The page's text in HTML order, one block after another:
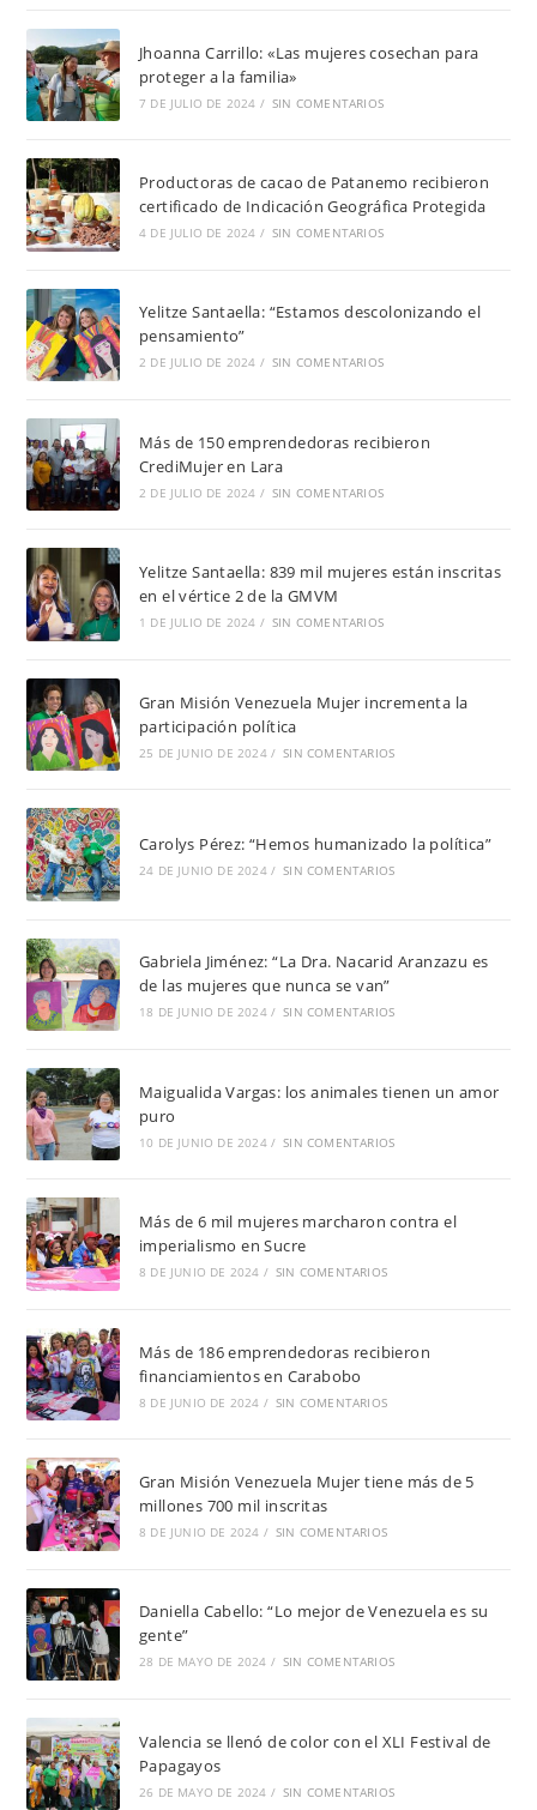
Jhoanna Carrillo: «Las mujeres cosechan para
proteger a la familia»
7 DE JULIO DE 2024 / SIN COMENTARIOS
Productoras de cacao de Patanemo recibieron
certificado de Indicación Geográfica Protegida
4 DE JULIO DE 2024 / SIN COMENTARIOS
Yelitze Santaella: “Estamos descolonizando el
pensamiento”
2 DE JULIO DE 2024 / SIN COMENTARIOS
Más de 150 emprendedoras recibieron
CrediMujer en Lara
2 DE JULIO DE 2024 / SIN COMENTARIOS
Yelitze Santaella: 839 mil mujeres están inscritas
en el vértice 2 de la GMVM
1 DE JULIO DE 2024 / SIN COMENTARIOS
Gran Misión Venezuela Mujer incrementa la
participación política
25 DE JUNIO DE 2024 / SIN COMENTARIOS
Carolys Pérez: “Hemos humanizado la política”
24 DE JUNIO DE 2024 / SIN COMENTARIOS
Gabriela Jiménez: “La Dra. Nacarid Aranzazu es
de las mujeres que nunca se van”
18 DE JUNIO DE 2024 / SIN COMENTARIOS
Maigualida Vargas: los animales tienen un amor
puro
10 DE JUNIO DE 2024 / SIN COMENTARIOS
Más de 6 mil mujeres marcharon contra el
imperialismo en Sucre
8 DE JUNIO DE 2024 / SIN COMENTARIOS
Más de 186 emprendedoras recibieron
financiamientos en Carabobo
8 DE JUNIO DE 2024 / SIN COMENTARIOS
Gran Misión Venezuela Mujer tiene más de 5
millones 700 mil inscritas
8 DE JUNIO DE 2024 / SIN COMENTARIOS
Daniella Cabello: “Lo mejor de Venezuela es su
gente”
28 DE MAYO DE 2024 / SIN COMENTARIOS
Valencia se llenó de color con el XLI Festival de
Papagayos
26 DE MAYO DE 2024 / SIN COMENTARIOS